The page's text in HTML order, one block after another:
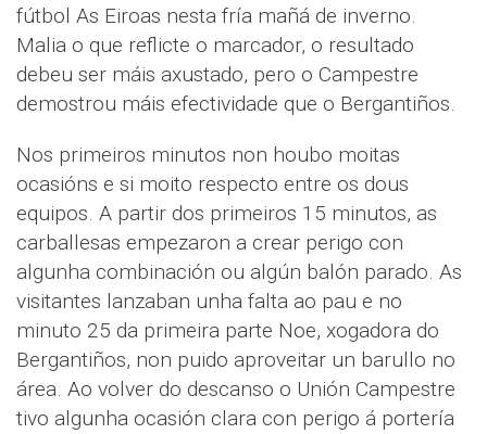
fútbol As Eiroas nesta fría mañá de inverno.
Malia o que reflicte o marcador, o resultado
debeu ser máis axustado, pero o Campestre
demostrou máis efectividade que o Bergantiños.
Nos primeiros minutos non houbo moitas
ocasións e si moito respecto entre os dous
equipos. A partir dos primeiros 15 minutos, as
carballesas empezaron a crear perigo con
algunha combinación ou algún balón parado. As
visitantes lanzaban unha falta ao pau e no
minuto 25 da primeira parte Noe, xogadora do
Bergantiños, non puido aproveitar un barullo no
área. Ao volver do descanso o Unión Campestre
tivo algunha ocasión clara con perigo á portería